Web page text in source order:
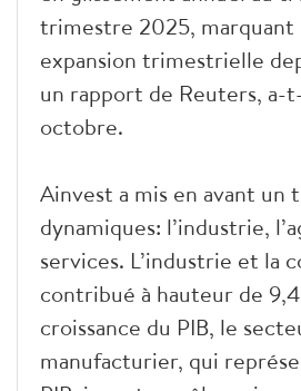
trimestre 2025, marquant
expansion trimestrielle
un rapport de Reuters,
octobre.
Ainvest a mis en avant un
dynamiques: l’industrie,
services. L’industrie et la
contribué à hauteur de
croissance du PIB, le
manufacturier, qui